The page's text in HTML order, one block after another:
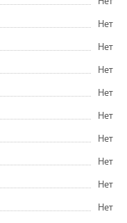
Нет
Нет
Нет
Нет
Нет
Нет
Нет
Нет
Нет